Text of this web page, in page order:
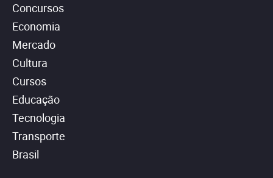
Concursos
Economia
Mercado
Cultura
Cursos
Educação
Tecnologia
Transporte
Brasil